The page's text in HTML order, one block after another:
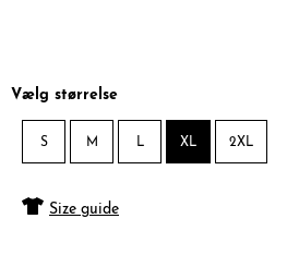
Vælg størrelse
S M L XL 2XL
Size guide